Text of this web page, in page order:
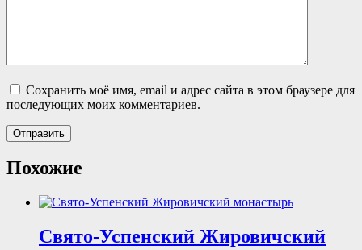
Сохранить моё имя, email и адрес сайта в этом браузере для
последующих моих комментариев.
Похожие
Свято-Успенский Жировичский